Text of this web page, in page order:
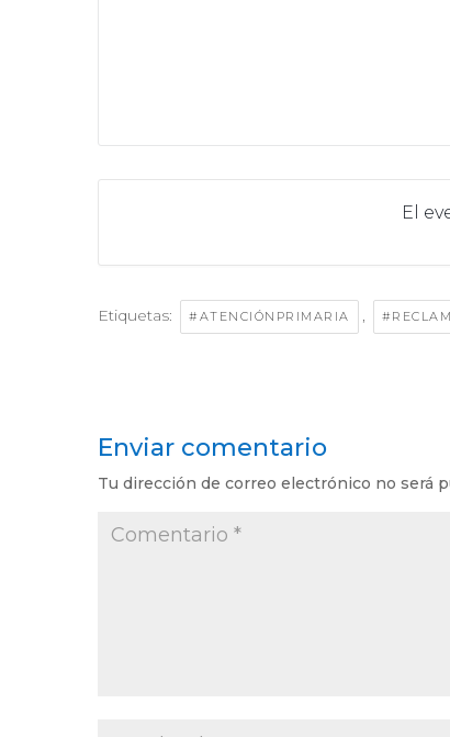
El
Etiquetas: #ATENCIÓNPRIMARIA ,
Enviar comentario
Tu dirección de correo electrónico no será